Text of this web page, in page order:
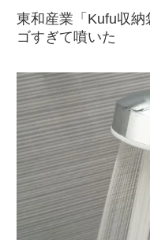
東和産業「Kufu収納
ゴすぎて噴いた